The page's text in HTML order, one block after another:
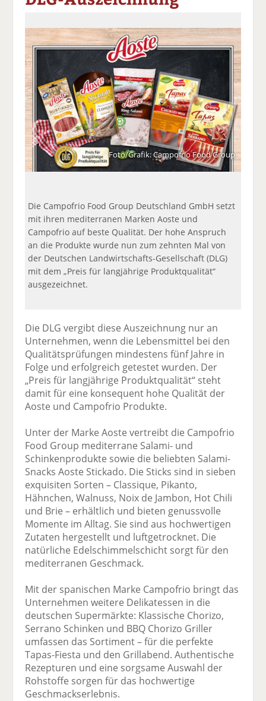
F
ac
e
b
o
o
k
te
il
e
n
tt
er
Li
n
di
n
te
il
e
n
E
m
ai
er
se
n
d
e
n
ck
e
n
Foto/Grafik: Campofrio Food Group
Die Campofrio Food Group Deutschland GmbH setzt
mit ihren mediterranen Marken Aoste und
Campofrio auf beste Qualität. Der hohe Anspruch
an die Produkte wurde nun zum zehnten Mal von
der Deutschen Landwirtschafts-Gesellschaft (DLG)
mit dem „Preis für langjährige Produktqualität“
ausgezeichnet.
Die DLG vergibt diese Auszeichnung nur an
Unternehmen, wenn die Lebensmittel bei den
Qualitätsprüfungen mindestens fünf Jahre in
Folge und erfolgreich getestet wurden. Der
„Preis für langjährige Produktqualität“ steht
damit für eine konsequent hohe Qualität der
Aoste und Campofrio Produkte.
Unter der Marke Aoste vertreibt die Campofrio
Food Group mediterrane Salami- und
Schinkenprodukte sowie die beliebten Salami-
Snacks Aoste Stickado. Die Sticks sind in sieben
exquisiten Sorten – Classique, Pikanto,
Hähnchen, Walnuss, Noix de Jambon, Hot Chili
und Brie – erhältlich und bieten genussvolle
Momente im Alltag. Sie sind aus hochwertigen
Zutaten hergestellt und luftgetrocknet. Die
natürliche Edelschimmelschicht sorgt für den
mediterranen Geschmack.
Mit der spanischen Marke Campofrio bringt das
Unternehmen weitere Delikatessen in die
deutschen Supermärkte: Klassische Chorizo,
Serrano Schinken und BBQ Chorizo Griller
umfassen das Sortiment – für die perfekte
Tapas-Fiesta und den Grillabend. Authentische
Rezepturen und eine sorgsame Auswahl der
Rohstoffe sorgen für das hochwertige
Geschmackserlebnis.